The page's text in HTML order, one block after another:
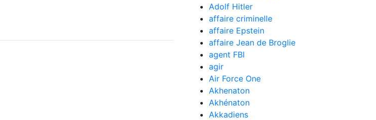
Adolf Hitler
affaire criminelle
affaire Epstein
affaire Jean de Broglie
agent FBI
agir
Air Force One
Akhenaton
Akhénaton
Akkadiens